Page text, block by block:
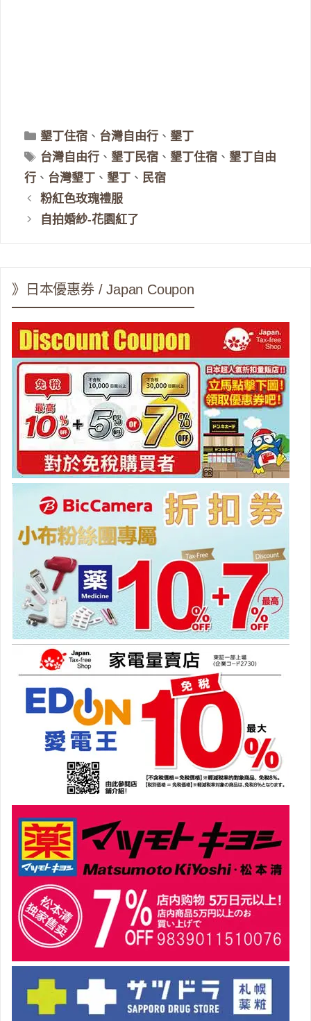
分
類
墾丁住宿 、 台灣自由行 、墾丁
標
籤
台灣自由行 、墾丁民宿 、墾丁住宿 、墾丁自由
行 、 台灣墾丁 、 墾丁 、 民宿
粉紅色玫瑰禮服
自拍婚紗-花園紅了
》日本優惠券 / Japan Coupon